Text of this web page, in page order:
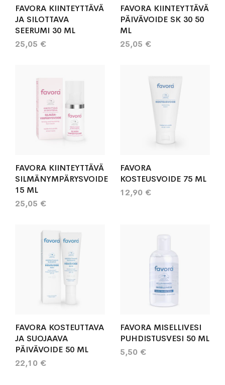
FAVORA KIINTEYTTÄVÄ
JA SILOTTAVA
SEERUMI 30 ML
25,05 €
FAVORA KIINTEYTTÄVÄ
PÄIVÄVOIDE SK 30 50
ML
25,05 €
FAVORA KIINTEYTTÄVÄ
SILMÄNYMPÄRYSVOIDE
15 ML
25,05 €
FAVORA
KOSTEUSVOIDE 75 ML
12,90 €
FAVORA KOSTEUTTAVA
JA SUOJAAVA
PÄIVÄVOIDE 50 ML
22,10 €
FAVORA MISELLIVESI
PUHDISTUSVESI 50 ML
5,50 €